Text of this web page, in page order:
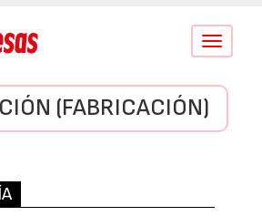
Conmutar
(FABRICACIÓN)